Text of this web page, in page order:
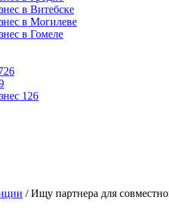
в Витебске
в Могилеве
в Гомеле
126
/Ищу партнера для